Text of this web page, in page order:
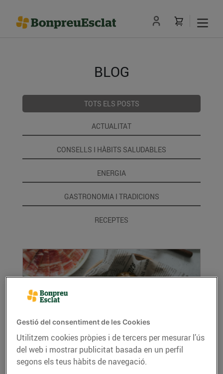
BLOG
TOTS ELS POSTS
ACTUALITAT
CONSELLS I HÀBITS SALUDABLES
ENERGIA
GASTRONOMIA I TRADICIONS
RECEPTES
Carxofes al forn amb pernil ibèric
31/d’octubre/2024
Gestió del consentiment de les Cookies
Utilitzem cookies pròpies i de tercers per mesurar l’ús
del web i mostrar publicitat basada en un perfil
segons els teus hàbits de navegació.